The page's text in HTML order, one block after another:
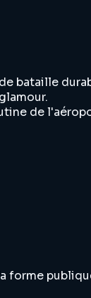
bataille
de
forme